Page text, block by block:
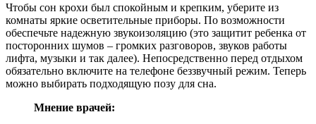
Чтобы сон крохи был спокойным и крепким, уберите из
комнаты яркие осветительные приборы. По возможности
обеспечьте надежную звукоизоляцию (это защитит ребенка от
посторонних шумов – громких разговоров, звуков работы
лифта, музыки и так далее). Непосредственно перед отдыхом
обязательно включите на телефоне беззвучный режим. Теперь
можно выбирать подходящую позу для сна.
Мнение врачей: